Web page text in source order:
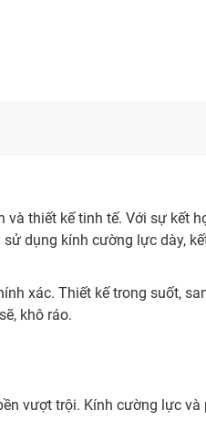
thiết kế tinh tế. Với sự kết
dụng kính cường lực dày,
xác. Thiết kế trong suốt,
khô ráo.
vượt trội. Kính cường lực